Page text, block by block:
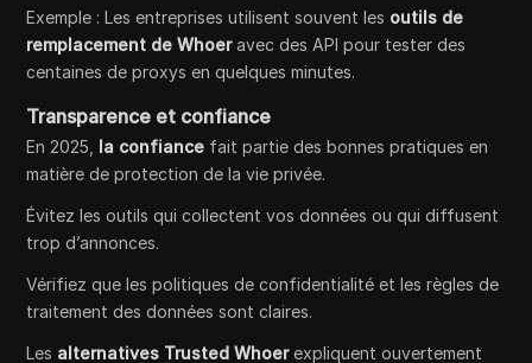
Exemple : Les entreprises utilisent souvent les outils de
remplacement de Whoeravec des API pour tester des
centaines de proxys en quelques minutes.
Transparence et confiance
En 2025, la confiance fait partie des bonnes pratiques en
matière de protection de la vie privée.
Évitez les outils qui collectent vos données ou qui diffusent
trop d’annonces.
Vérifiez que les politiques de confidentialité et les règles de
traitement des données sont claires.
Les alternatives Trusted Whoerexpliquent ouvertement